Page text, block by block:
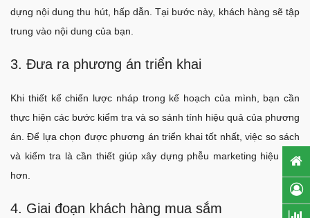
dựng nội dung thu hút, hấp dẫn. Tại bước này, khách hàng sẽ tập
trung vào nội dung của bạn.
3. Đưa ra phương án triển khai
Khi thiết kế chiến lược nháp trong kế hoạch của mình, bạn cần
thực hiện các bước kiểm tra và so sánh tính hiệu quả của phương
án. Để lựa chọn được phương án triển khai tốt nhất, việc so sách
và kiểm tra là cần thiết giúp xây dựng phễu marketing hiệu quả
hơn.
4. Giai đoạn khách hàng mua sắm